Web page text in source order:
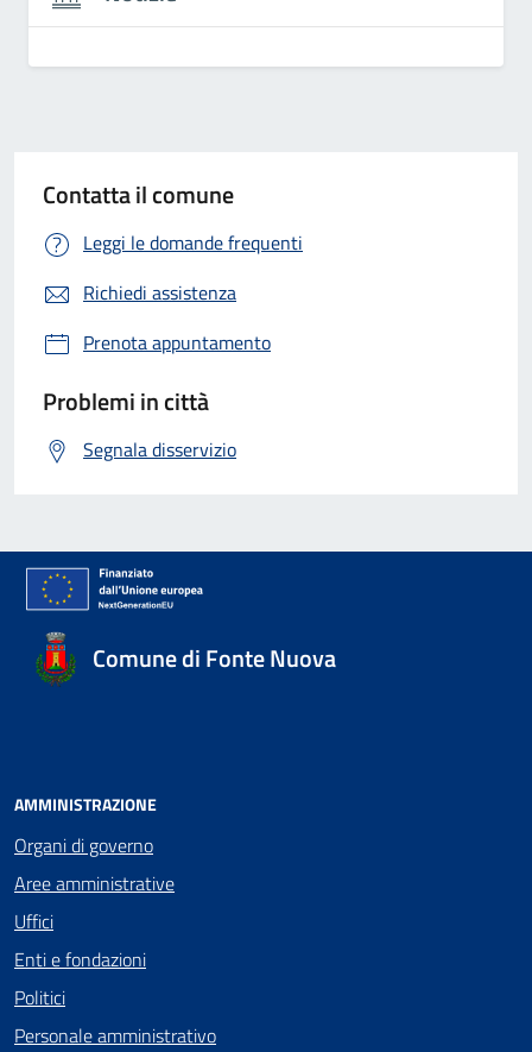
Contatta il comune
Leggi le domande frequenti
Richiedi assistenza
Prenota appuntamento
Problemi in città
Segnala disservizio
Comune di Fonte Nuova
AMMINISTRAZIONE
Organi di governo
Aree amministrative
Uffici
Enti e fondazioni
Politici
Personale amministrativo